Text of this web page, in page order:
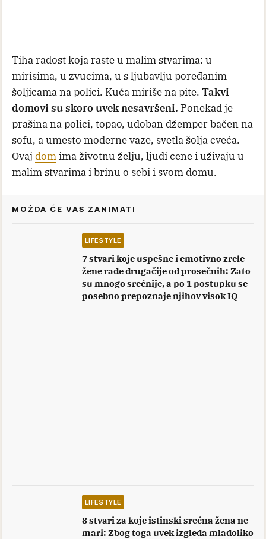
Tiha radost koja raste u malim stvarima: u
mirisima, u zvucima, u s ljubavlju poređanim
šoljicama na polici. Kuća miriše na pite. Takvi
domovi su skoro uvek nesavršeni. Ponekad je
prašina na polici, topao, udoban džemper bačen na
sofu, a umesto moderne vaze, svetla šolja cveća.
Ovaj domima životnu želju, ljudi cene i uživaju u
malim stvarima i brinu o sebi i svom domu.
MOŽDA ĆE VAS ZANIMATI
LIFESTYLE
7 stvari koje uspešne i emotivno zrele
žene rade drugačije od prosečnih: Zato
su mnogo srećnije, a po 1 postupku se
posebno prepoznaje njihov visok IQ
LIFESTYLE
8 stvari za koje istinski srećna žena ne
mari: Zbog toga uvek izgleda mladoliko